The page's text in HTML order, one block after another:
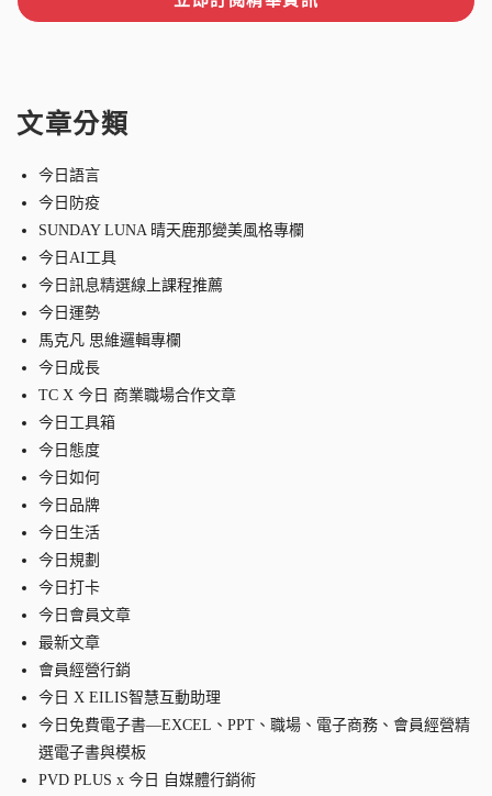
文章分類
今日語言
今日防疫
SUNDAY LUNA 晴天鹿那變美風格專欄
今日AI工具
今日訊息精選線上課程推薦
今日運勢
馬克凡 思維邏輯專欄
今日成長
TC X 今日 商業職場合作文章
今日工具箱
今日態度
今日如何
今日品牌
今日生活
今日規劃
今日打卡
今日會員文章
最新文章
會員經營行銷
今日 X EILIS智慧互動助理
今日免費電子書—EXCEL、PPT、職場、電子商務、會員經營精
選電子書與模板
PVD PLUS x 今日 自媒體行銷術